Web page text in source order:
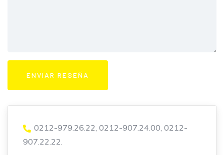
0212-979.26.22, 0212-907.24.00, 0212-
907.22.22.